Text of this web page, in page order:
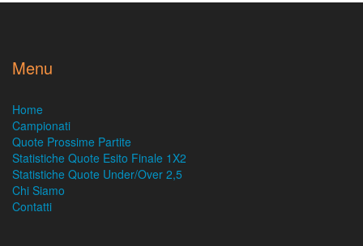
Menu
Home
Campionati
Quote Prossime Partite
Statistiche Quote Esito Finale 1X2
Statistiche Quote Under/Over 2,5
Chi Siamo
Contatti